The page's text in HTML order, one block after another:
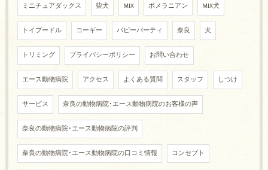
ミニチュアダックス 柴犬 MIX ポメラニアン MIX犬
トイプードル コーギー パピーパーティ 奈良 犬
トリミング プライバシーポリシー お問い合わせ
エース動物病院 アクセス よくある質問 スタッフ しつけ
サービス 奈良の動物病院･エース動物病院のお客様の声
奈良の動物病院･エース動物病院の評判
奈良の動物病院･エース動物病院の口コミ情報 コンセプト